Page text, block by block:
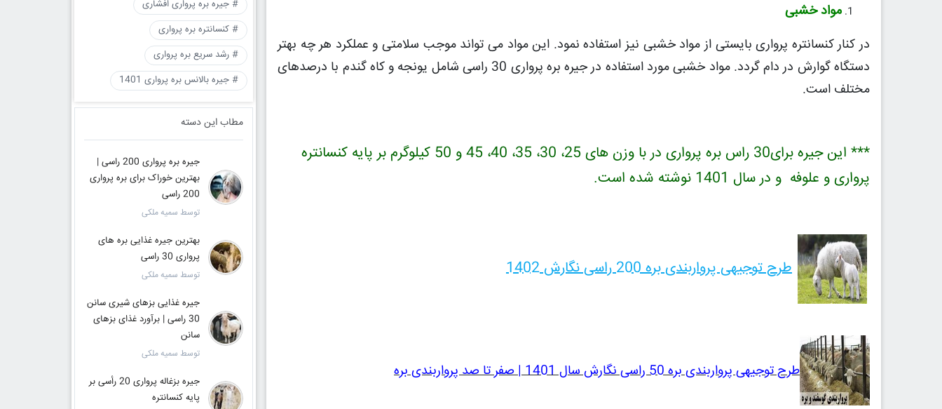
مواد خشبی
در کنار کنسانتره پرواری بایستی از مواد خشبی نیز استفاده نمود. این مواد می تواند موجب سلامتی و عملکرد هر چه بهتر
دستگاه گوارش در دام گردد. مواد خشبی مورد استفاده در جیره بره پرواری 30 راسی شامل یونجه و کاه گندم با درصدهای
مختلف است.
*** این جیره برای30 راس بره پرواری در با وزن های 25، 30، 35، 40، 45 و 50 کیلوگرم بر پایه کنسانتره
پرواری و علوفه و در سال 1401 نوشته شده است.
طرح توجیهی پرواربندی بره 200 راسی نگارش 1402
طرح توجیهی پرواربندی بره 50 راسی نگارش سال 1401 | صفر تا صد پرواربندی بره
# جیره بره پرواری افشاری
# کنسانتره بره پرواری
# رشد سریع بره پرواری
# جیره بالانس بره پرواری 1401
مطاب این دسته
جیره بره پرواری 200 راسی |
بهترین خوراک برای بره پرواری
200 راسی
توسط سمیه ملکی
بهترین جیره غذایی بره های
پرواری 30 راسی
توسط سمیه ملکی
جیره غذایی بزهای شیری سانن
30 راسی | برآورد غذای بزهای
سانن
توسط سمیه ملکی
جیره بزغاله پرواری 20 رأسی بر
پایه کنسانتره